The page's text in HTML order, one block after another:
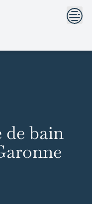
de bain